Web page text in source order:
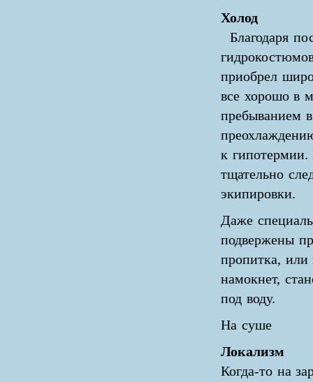
Холод
Благодаря
приобрел
все хорошо в
пребыванием
к гипотермии.
тщательно
экипировки.
Даже
подвержены
пропитка,
намокнет,
под воду.
На суше
Локализм
Когда-то на